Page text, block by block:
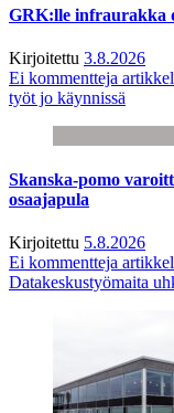
GRK:lle infraurakka
Kirjoitettu 3.8.2026
Ei kommentteja
työt jo käynnissä
Skanska-pomo
osaajapula
Kirjoitettu 5.8.2026
Ei kommentteja
Datakeskustyömaita